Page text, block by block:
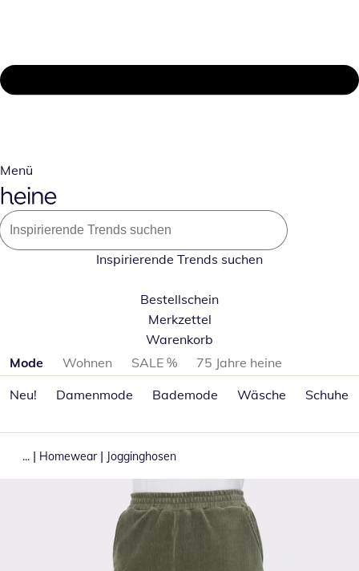
Menü
Inspirierende Trends suchen
Bestellschein
Merkzettel
Warenkorb
Produktkategorien überspringen
Mode Wohnen SALE %
75 Jahre heine
Neu!
Damenmode Bademode Wäsche Schuhe
... | Homewear | Jogginghosen